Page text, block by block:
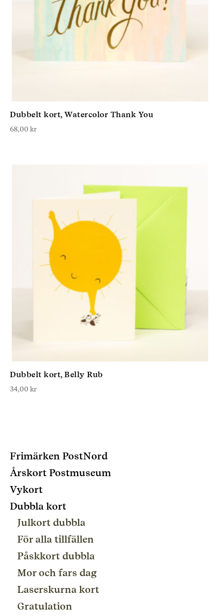
Dubbelt kort, Watercolor Thank You
68,00 kr
Dubbelt kort, Belly Rub
34,00 kr
Frimärken PostNord
Årskort Postmuseum
Vykort
Dubbla kort
Julkort dubbla
För alla tillfällen
Påskkort dubbla
Mor och fars dag
Laserskurna kort
Gratulation